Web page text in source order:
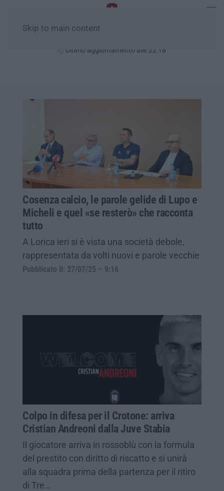
Skip to main content
Ultimo aggiornamento alle 22:18
Cosenza calcio, le parole gelide di Lupo e
Micheli e quel «se resterò» che racconta
tutto
A Lorica ieri si è vista una società debole,
rappresentata da volti nuovi e parole vecchie
Pubblicato il: 27/07/25 – 9:16
Colpo in difesa per il Crotone: arriva
Cristian Andreoni dalla Juve Stabia
Il giocatore arriva in rossoblù con la formula
del prestito con diritto di riscatto e si unirà
alla squadra prima della partenza per il ritiro
di Tre…